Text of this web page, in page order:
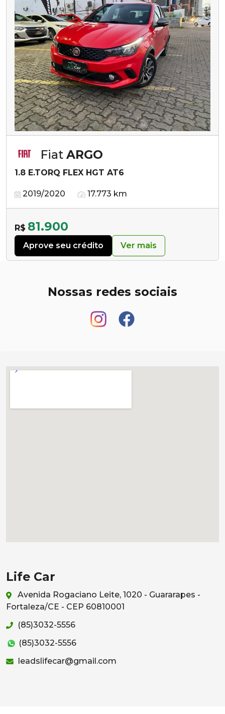
Fiat ARGO
1.8 E.TORQ FLEX HGT AT6
2019/2020 17.773 km
R$ 81.900
Aprove seu crédito Ver mais
Nossas redes sociais
Life Car
Avenida Rogaciano Leite, 1020 - Guararapes -
Fortaleza/CE - CEP 60810001
(85)3032-5556
(85)3032-5556
leadslifecar@gmail.com